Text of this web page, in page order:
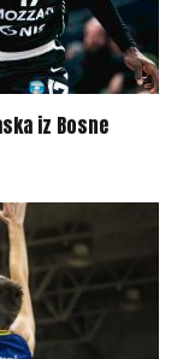
iz Bosne